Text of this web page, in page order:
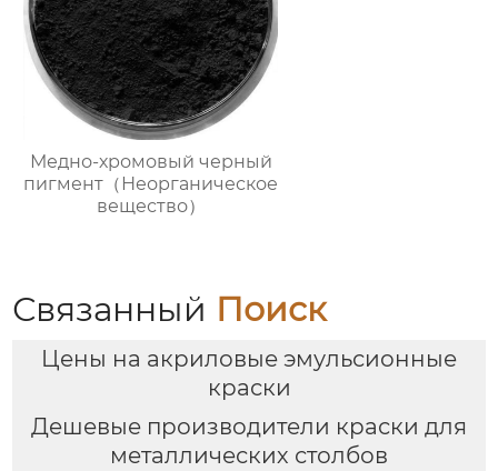
Медно-хромовый черный
пигмент（Неорганическое
вещество）
Связанный Поиск
Цены на акриловые эмульсионные
краски
Дешевые производители краски для
металлических столбов